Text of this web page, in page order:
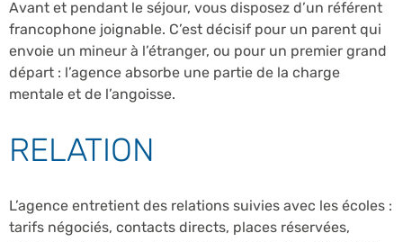
Avant et pendant le séjour, vous disposez d’un référent
francophone joignable. C’est décisif pour un parent qui
envoie un mineur à l’étranger, ou pour un premier grand
départ : l’agence absorbe une partie de la charge
mentale et de l’angoisse.
RELATION
L’agence entretient des relations suivies avec les écoles :
tarifs négociés, contacts directs, places réservées,